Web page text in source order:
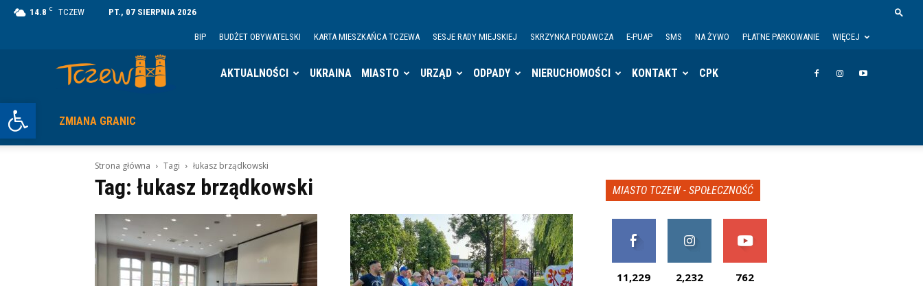
Otwórz pasek narzędzi
14.8 C TCZEW PT., 07 SIERPNIA 2026
BIP BUDŻET OBYWATELSKI KARTA MIESZKAŃCA TCZEWA SESJE RADY MIEJSKIEJ SKRZYNKA PODAWCZA E-PUAP SMS NA ŻYWO PŁATNE PARKOWANIE WIĘCEJ
AKTUALNOŚCI UKRAINA MIASTO URZĄD ODPADY NIERUCHOMOŚCI KONTAKT CPK
ZMIANA GRANIC
Strona główna Tagi łukasz brządkowski
Tag: łukasz brządkowski MIASTO TCZEW - SPOŁECZNOŚĆ
11,229 2,232 762